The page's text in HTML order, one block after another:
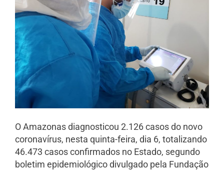
O Amazonas diagnosticou 2.126 casos do novo
coronavírus, nesta quinta-feira, dia 6, totalizando
46.473 casos confirmados no Estado, segundo
boletim epidemiológico divulgado pela Fundação